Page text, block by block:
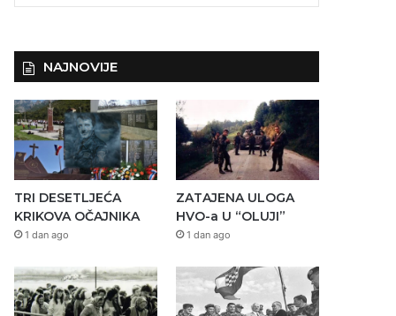
NAJNOVIJE
TRI DESETLJEĆA
KRIKOVA OČAJNIKA
1 dan ago
ZATAJENA ULOGA
HVO-a U “OLUJI”
1 dan ago